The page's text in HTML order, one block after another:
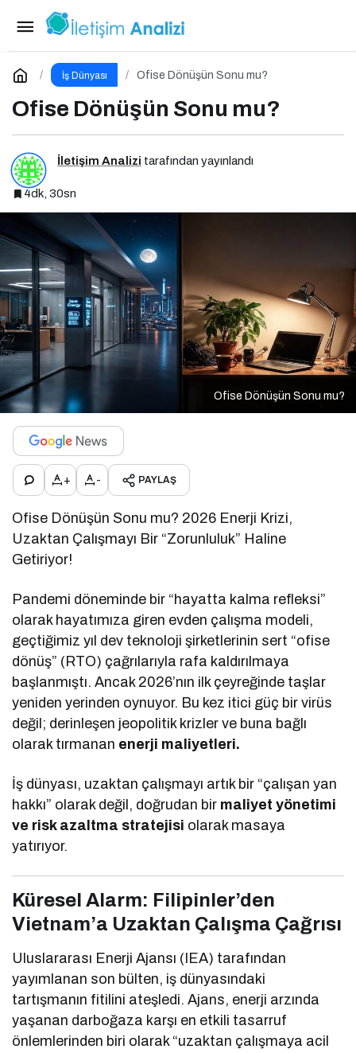
İş Dünyası Ofise Dönüşün Sonu mu?
Ofise Dönüşün Sonu mu?
İletişim Analizi tarafından yayınlandı
4dk, 30sn
Ofise Dönüşün Sonu mu?
+ - PAYLAŞ
Ofise Dönüşün Sonu mu? 2026 Enerji Krizi,
Uzaktan Çalışmayı Bir “Zorunluluk” Haline
Getiriyor!
Pandemi döneminde bir “hayatta kalma refleksi”
olarak hayatımıza giren evden çalışma modeli,
geçtiğimiz yıl dev teknoloji şirketlerinin sert “ofise
dönüş” (RTO) çağrılarıyla rafa kaldırılmaya
başlanmıştı. Ancak 2026’nın ilk çeyreğinde taşlar
yeniden yerinden oynuyor. Bu kez itici güç bir virüs
değil; derinleşen jeopolitik krizler ve buna bağlı
olarak tırmanan enerji maliyetleri.
İş dünyası, uzaktan çalışmayı artık bir “çalışan yan
hakkı” olarak değil, doğrudan bir maliyet yönetimi
ve risk azaltma stratejisi olarak masaya
yatırıyor.
Küresel Alarm: Filipinler’den
Vietnam’a Uzaktan Çalışma Çağrısı
Uluslararası Enerji Ajansı (IEA) tarafından
yayımlanan son bülten, iş dünyasındaki
tartışmanın fitilini ateşledi. Ajans, enerji arzında
yaşanan darboğaza karşı en etkili tasarruf
önlemlerinden biri olarak “uzaktan çalışmaya acil
Fintek Dünyasında Dev İmza
Yorum Yap